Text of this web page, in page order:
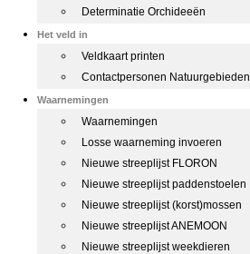
Determinatie Orchideeën
Het veld in
Veldkaart printen
Contactpersonen Natuurgebieden
Waarnemingen
Waarnemingen
Losse waarneming invoeren
Nieuwe streeplijst FLORON
Nieuwe streeplijst paddenstoelen
Nieuwe streeplijst (korst)mossen
Nieuwe streeplijst ANEMOON
Nieuwe streeplijst weekdieren